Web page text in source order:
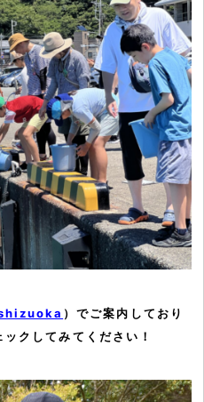
）でご案内しており
クしてみてください！